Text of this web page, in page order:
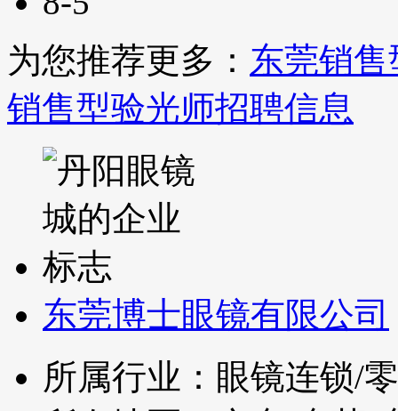
为您推荐更多： 东莞销
销售型验光师招聘信息
东莞博士眼镜有限公司
所属行业：眼镜连锁/